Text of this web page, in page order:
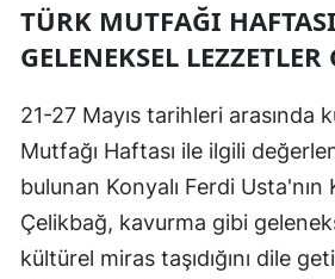
TÜRK MUTFAĞI
GELENEKSEL
21-27 Mayıs tarihleri arasında
Mutfağı Haftası ile ilgili
bulunan Konyalı Ferdi Usta'nın
Çelikbağ, kavurma gibi
kültürel miras taşıdığını dile